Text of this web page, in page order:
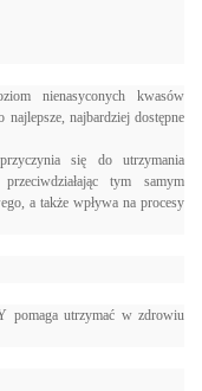
nienasyconych kwasów
najbardziej dostępne
się do utrzymania
tym samym
a także wpływa na procesy
pomaga utrzymać w zdrowiu